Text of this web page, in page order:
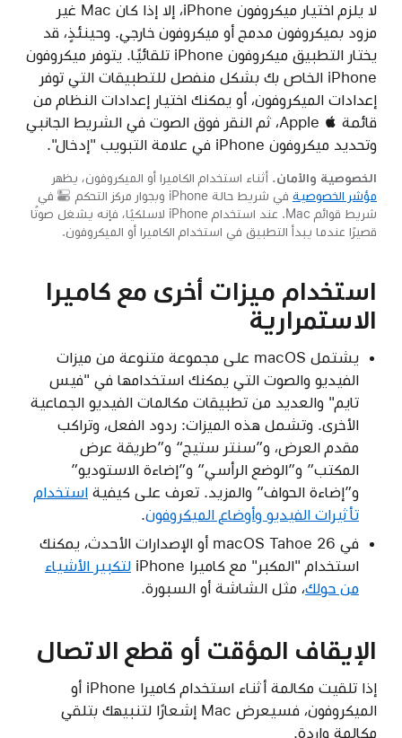
لا يلزم اختيار ميكروفون iPhone، إلا إذا كان Mac غير
مزود بميكروفون مدمج أو ميكروفون خارجي. وحينئذٍ، قد
يختار التطبيق ميكروفون iPhone تلقائيًا. يتوفر ميكروفون
iPhone الخاص بك بشكل منفصل للتطبيقات التي توفر
إعدادات الميكروفون، أو يمكنك اختيار إعدادات النظام من
قائمة Apple ، ثم النقر فوق الصوت في الشريط الجانبي
وتحديد ميكروفون iPhone في علامة التبويب "إدخال".
الخصوصية والأمان. أثناء استخدام الكاميرا أو الميكروفون، يظهر
مؤشر الخصوصية في شريط حالة iPhone وبجوار مركز التحكم
في
شريط قوائم Mac. عند استخدام iPhone لاسلكيًا، فإنه يشغل صوتًا
قصيرًا عندما يبدأ التطبيق في استخدام الكاميرا أو الميكروفون.
استخدام ميزات أخرى مع كاميرا
الاستمرارية
يشتمل macOS على مجموعة متنوعة من ميزات
الفيديو والصوت التي يمكنك استخدامها في "فيس
تايم" والعديد من تطبيقات مكالمات الفيديو الجماعية
الأخرى. وتشمل هذه الميزات: ردود الفعل، وتراكب
مقدم العرض، و”سنتر ستيج“ و”طريقة عرض
المكتب” و”الوضع الرأسي” و”إضاءة الاستوديو”
و”إضاءة الحواف” والمزيد. تعرف على كيفية استخدام
تأثيرات الفيديو وأوضاع الميكروفون.
في macOS Tahoe 26 أو الإصدارات الأحدث، يمكنك
استخدام "المكبر" مع كاميرا iPhone‏
لتكبير الأشياء
من حولك، مثل الشاشة أو السبورة.
الإيقاف المؤقت أو قطع الاتصال
إذا تلقيت مكالمة أثناء استخدام كاميرا iPhone أو
الميكروفون، فسيعرض Mac إشعارًا لتنبيهك بتلقي
مكالمة واردة.